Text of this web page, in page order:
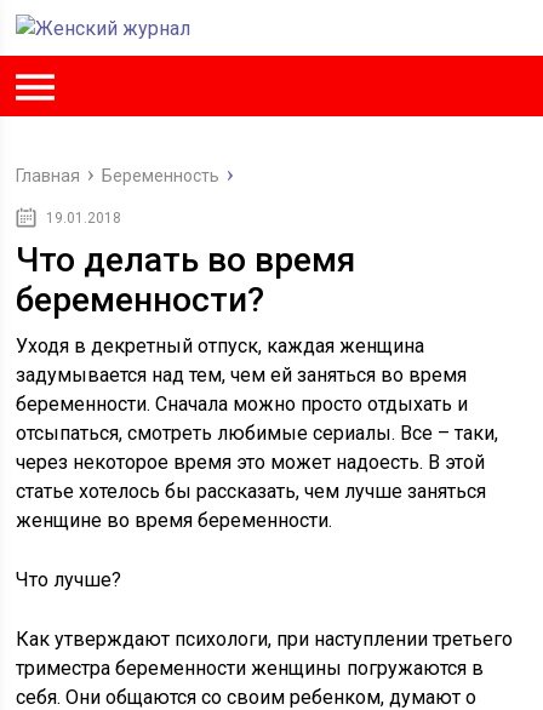
Главная Беременность
19.01.2018
Что делать во время
беременности?
Уходя в декретный отпуск, каждая женщина
задумывается над тем, чем ей заняться во время
беременности. Сначала можно просто отдыхать и
отсыпаться, смотреть любимые сериалы. Все – таки,
через некоторое время это может надоесть. В этой
статье хотелось бы рассказать, чем лучше заняться
женщине во время беременности.
Что лучше?
Как утверждают психологи, при наступлении третьего
триместра беременности женщины погружаются в
себя. Они общаются со своим ребенком, думают о